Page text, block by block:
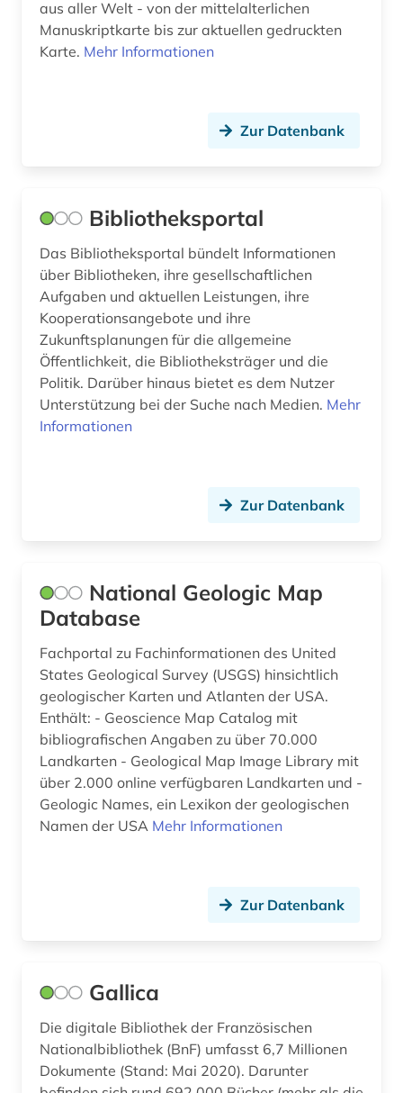
bestand (1)
betonbau (1)
betriebsführung (2)
betriebsrat (1)
betriebsverfassungsrecht (1)
betriebswirtschaft (7)
bevölkerungsstatistik (2)
bewegungswissenschaft (1)
bibel. neues testament (1)
bibelwissenschaft (1)
bibliografie (16)
bibliographie (5)
bibliothek (13)
big data (1)
bilanz (1)
aus aller Welt - von der mittelalterlichen
Manuskriptkarte bis zur aktuellen gedruckten
Karte. Mehr Informationen
Zur Datenbank
Bibliotheksportal
Das Bibliotheksportal bündelt Informationen
über Bibliotheken, ihre gesellschaftlichen
Aufgaben und aktuellen Leistungen, ihre
Kooperationsangebote und ihre
Zukunftsplanungen für die allgemeine
Öffentlichkeit, die Bibliotheksträger und die
Politik. Darüber hinaus bietet es dem Nutzer
Unterstützung bei der Suche nach Medien. Mehr
Informationen
Zur Datenbank
National Geologic Map
Database
Fachportal zu Fachinformationen des United
States Geological Survey (USGS) hinsichtlich
geologischer Karten und Atlanten der USA.
Enthält: - Geoscience Map Catalog mit
bibliografischen Angaben zu über 70.000
Landkarten - Geological Map Image Library mit
über 2.000 online verfügbaren Landkarten und -
Geologic Names, ein Lexikon der geologischen
Namen der USA Mehr Informationen
Zur Datenbank
Gallica
Die digitale Bibliothek der Französischen
Nationalbibliothek (BnF) umfasst 6,7 Millionen
Dokumente (Stand: Mai 2020). Darunter